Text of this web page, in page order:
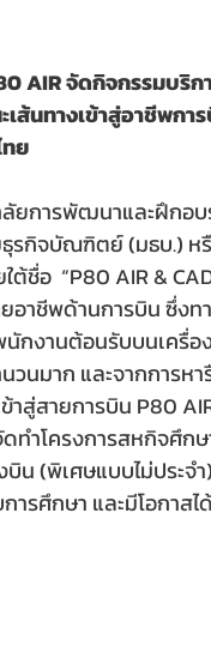
AIR จัดกิจกรรมบริก
ะเส้นทางเข้าสู่อาชีพ
ย
การพัฒนาและฝึกอบ
กิจบัณฑิตย์ (มธบ.) หรื
ชื่อ  “P80 AIR &
อาชีพด้านการบิน ซึ่ง
กงานต้อนรับบนเครื่
วนมาก และจากการ
าสู่สายการบิน P80
ำโครงการสหกิจศึก
น (พิเศษแบบไม่ประจ
รศึกษา และมีโอกาส